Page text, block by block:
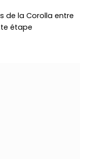
de la Corolla entre
étape